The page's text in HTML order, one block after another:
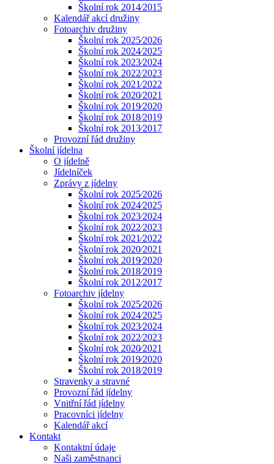
Školní rok 2014⁄2015
Kalendář akcí družiny
Fotoarchiv družiny
Školní rok 2025⁄2026
Školní rok 2024⁄2025
Školní rok 2023⁄2024
Školní rok 2022⁄2023
Školní rok 2021⁄2022
Školní rok 2020⁄2021
Školní rok 2019⁄2020
Školní rok 2018⁄2019
Školní rok 2013⁄2017
Provozní řád družiny
Školní jídelna
O jídelně
Jídelníček
Zprávy z jídelny
Školní rok 2025⁄2026
Školní rok 2024⁄2025
Školní rok 2023⁄2024
Školní rok 2022⁄2023
Školní rok 2021⁄2022
Školní rok 2020⁄2021
Školní rok 2019⁄2020
Školní rok 2018⁄2019
Školní rok 2012⁄2017
Fotoarchiv jídelny
Školní rok 2025⁄2026
Školní rok 2024⁄2025
Školní rok 2023⁄2024
Školní rok 2022⁄2023
Školní rok 2020⁄2021
Školní rok 2019⁄2020
Školní rok 2018⁄2019
Stravenky a stravné
Provozní řád jídelny
Vnitřní řád jídelny
Pracovníci jídelny
Kalendář akcí
Kontakt
Kontaktní údaje
Naši zaměstnanci